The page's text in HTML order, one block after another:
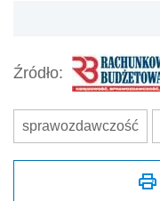
Źródło:
sprawozdawczość